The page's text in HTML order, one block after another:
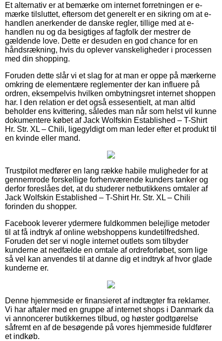
Et alternativ er at bemærke om internet forretningen er e-
mærke tilsluttet, eftersom det generelt er en sikring om at e-
handlen anerkender de danske regler, tillige med at e-
handlen nu og da besigtiges af fagfolk der mestrer de
gældende love. Dette er desuden en god chance for en
håndsrækning, hvis du oplever vanskeligheder i processen
med din shopping.
Foruden dette slår vi et slag for at man er oppe på mærkerne
omkring de elementære reglementer der kan influere på
ordren, eksempelvis hvilken ombytningsret internet shoppen
har. I den relation er det også essesentielt, at man altid
beholder ens kvittering, således man når som helst vil kunne
dokumentere købet af Jack Wolfskin Established – T-Shirt
Hr. Str. XL – Chili, ligegyldigt om man leder efter et produkt til
en kvinde eller mand.
Trustpilot medfører en lang række habile muligheder for at
gennemrode forskellige forhenværende kunders tanker og
derfor foreslåes det, at du studerer netbutikkens omtaler af
Jack Wolfskin Established – T-Shirt Hr. Str. XL – Chili
forinden du shopper.
Facebook leverer ydermere fuldkommen belejlige metoder
til at få indtryk af online webshoppens kundetilfredshed.
Foruden det ser vi nogle internet outlets som tilbyder
kunderne at nedfælde en omtale af ordreforløbet, som lige
så vel kan anvendes til at danne dig et indtryk af hvor glade
kunderne er.
Denne hjemmeside er finansieret af indtægter fra reklamer.
Vi har aftaler med en gruppe af internet shops i Danmark da
vi annoncerer butikkernes tilbud, og høster godtgørelse
såfremt en af de besøgende på vores hjemmeside fuldfører
et indkøb.